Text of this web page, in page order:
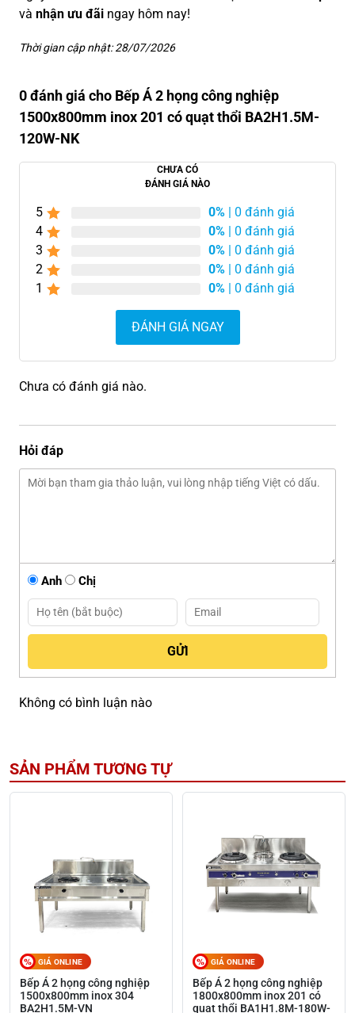
và nhận ưu đãi ngay hôm nay!
Thời gian cập nhật: 28/07/2026
0 đánh giá cho Bếp Á 2 họng công nghiệp
1500x800mm inox 201 có quạt thổi BA2H1.5M-
120W-NK
CHƯA CÓ
ĐÁNH GIÁ NÀO
5 0% | 0 đánh giá
4
0% | 0 đánh giá
3
0% | 0 đánh giá
2
0% | 0 đánh giá
1
0% | 0 đánh giá
ĐÁNH GIÁ NGAY
Chưa có đánh giá nào.
Hỏi đáp
Anh Chị
Không có bình luận nào
SẢN PHẨM TƯƠNG TỰ
GIÁ ONLINE
Bếp Á 2 họng công nghiệp
1500x800mm inox 304
BA2H1.5M-VN
GIÁ ONLINE
Bếp Á 2 họng công nghiệp
1800x800mm inox 201 có
quạt thổi BA1H1.8M-180W-